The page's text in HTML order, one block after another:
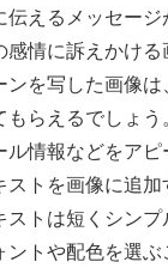
伝えるメッセージ
感情に訴えかけ
ンを写した画像
もらえるでしょ
情報などをアピ
ストを画像に追
ストは短くシンプ
ントや配色を選